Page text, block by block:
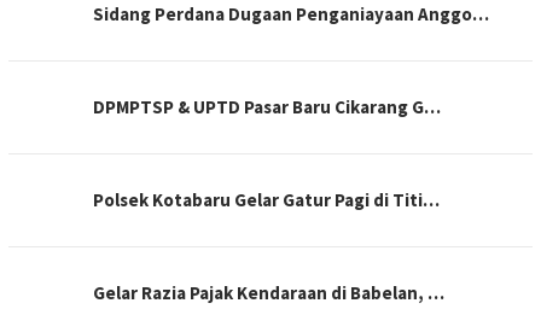
Sidang Perdana Dugaan Penganiayaan Anggo…
DPMPTSP & UPTD Pasar Baru Cikarang G…
Polsek Kotabaru Gelar Gatur Pagi di Titi…
Gelar Razia Pajak Kendaraan di Babelan, …